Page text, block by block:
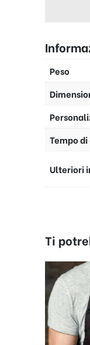
Peso
Tempo
Ulteriori
Ti